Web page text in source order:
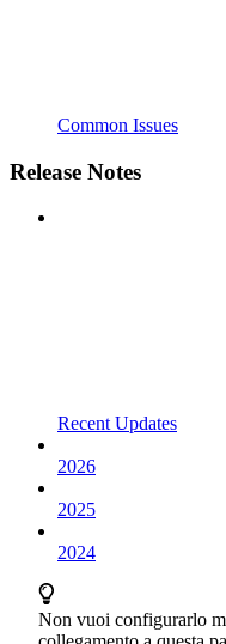
Common Issues
Release Notes
Recent Updates
2026
2025
2024
Non vuoi configurarlo